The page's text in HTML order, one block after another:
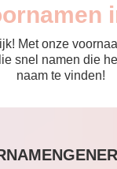
Met onze
snel namen die
naam te vinden!